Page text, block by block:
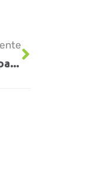
¿Volver a sembrar? La pregunta que aparece en las empresas agropecuarias y siete consejos para pasar la crisis